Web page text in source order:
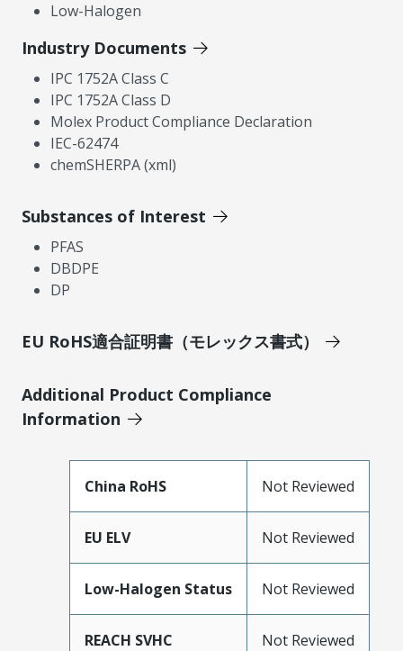
Low-Halogen
Industry Documents
IPC 1752A Class C
IPC 1752A Class D
Molex Product Compliance Declaration
IEC-62474
chemSHERPA (xml)
Substances of Interest
PFAS
DBDPE
DP
EU RoHS適合証明書（モレックス書式）
Additional Product Compliance
Information
China RoHS Not Reviewed
EU ELV Not Reviewed
Low-Halogen Status Not Reviewed
REACH SVHC Not Reviewed